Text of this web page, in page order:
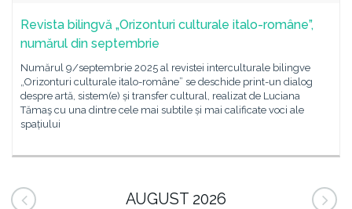
Revista bilingvă „Orizonturi culturale italo-române”,
numărul din septembrie
Numărul 9/septembrie 2025 al revistei interculturale bilingve
„Orizonturi culturale italo-române” se deschide print-un dialog
despre artă, sistem(e) și transfer cultural, realizat de Luciana
Tămaş cu una dintre cele mai subtile și mai calificate voci ale
spațiului
AUGUST 2026